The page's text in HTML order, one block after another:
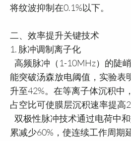
将纹波抑制在0.1%以下。
二、效率提升关键技术
1. 脉冲调制离子化
高频脉冲（1-10MHz）的陡
能突破汤森放电阈值，实验表
升至42%。在等离子体沉积中
占空比可使膜层沉积速率提高
双极性脉冲技术通过电荷中
累减少60%，使连续工作周期